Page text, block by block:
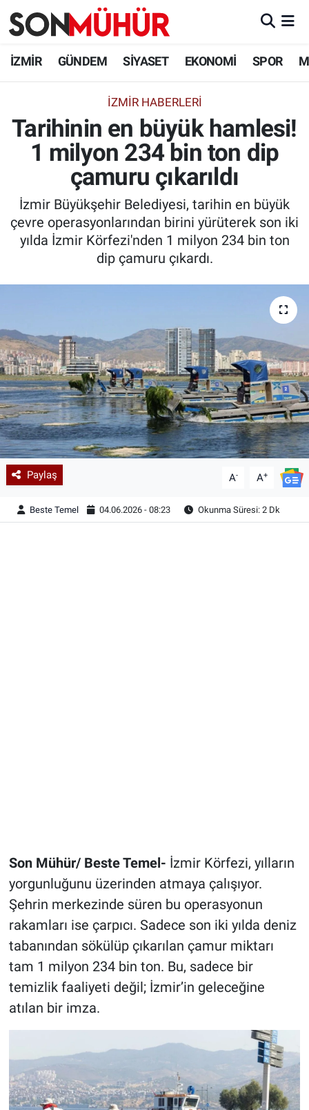
İZMİR GÜNDEM SİYASET EKONOMİ SPOR
İZMIR HABERLERI
Tarihinin en büyük hamlesi!
1 milyon 234 bin ton dip
çamuru çıkarıldı
İzmir Büyükşehir Belediyesi, tarihin en büyük
çevre operasyonlarından birini yürüterek son iki
yılda İzmir Körfezi'nden 1 milyon 234 bin ton
dip çamuru çıkardı.
Paylaş A- A+
Beste Temel 04.06.2026 - 08:23 Okunma Süresi: 2 Dk
Son Mühür/ Beste Temel- İzmir Körfezi, yılların
yorgunluğunu üzerinden atmaya çalışıyor.
Şehrin merkezinde süren bu operasyonun
rakamları ise çarpıcı. Sadece son iki yılda deniz
tabanından sökülüp çıkarılan çamur miktarı
tam 1 milyon 234 bin ton. Bu, sadece bir
temizlik faaliyeti değil; İzmir’in geleceğine
atılan bir imza.
İzmir Nöbetçi Eczaneler
İzmir Namaz Vakitleri
İzmir Trafik Yoğunluk Haritası
Süper Lig Puan Durumu ve Fikstür
Tüm Manşetler
Son Dakika Haberleri